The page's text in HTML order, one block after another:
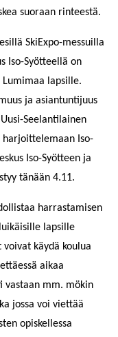
suoraan rinteestä.
SkiExpo-messuilla
Iso-Syötteellä on
Lumimaa lapsille.
ja asiantuntijuus
Seelantilainen
Iso-
Iso-Syötteen ja
tänään 4.11.
harrastamisen
lapsille
käydä koulua
aikaa
vastaan mm. mökin
jossa voi viettää
opiskellessa